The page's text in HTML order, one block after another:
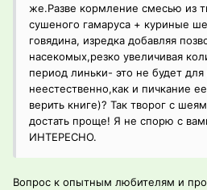
же.Разве кормление смесью из
сушеного гамаруса + куриные
говядина, изредка добавляя
насекомых,резко увеличивая
период линьки- это не будет
неестественно,как и пичкание
верить книге)? Так творог с
достать проще! Я не спорю с
ИНТЕРЕСНО.
Вопрос к опытным любителям и